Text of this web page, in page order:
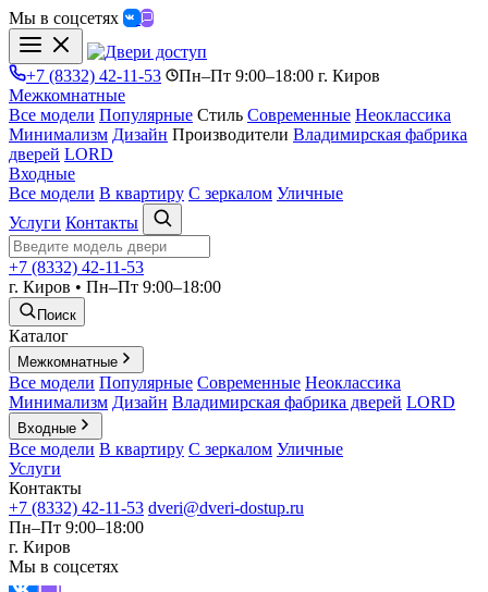
Мы в соцсетях
+7 (8332) 42-11-53
Пн–Пт 9:00–18:00 г. Киров
Межкомнатные
Все модели Популярные Стиль Современные Неоклассика
Минимализм Дизайн Производители Владимирская фабрика
дверей LORD
Входные
Все модели В квартиру С зеркалом Уличные
Услуги Контакты
+7 (8332) 42-11-53
г. Киров • Пн–Пт 9:00–18:00
Поиск
Каталог
Межкомнатные
Все модели Популярные Современные Неоклассика
Минимализм Дизайн Владимирская фабрика дверей LORD
Входные
Все модели В квартиру С зеркалом Уличные
Услуги
Контакты
+7 (8332) 42-11-53 dveri@dveri-dostup.ru
Пн–Пт 9:00–18:00
г. Киров
Мы в соцсетях